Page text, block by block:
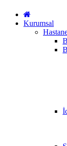
Kurumsal